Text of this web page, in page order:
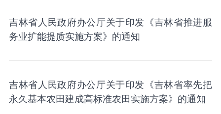
吉林省人民政府办公厅关于印发《吉林省推进服
务业扩能提质实施方案》的通知
吉林省人民政府办公厅关于印发《吉林省率先把
永久基本农田建成高标准农田实施方案》的通知